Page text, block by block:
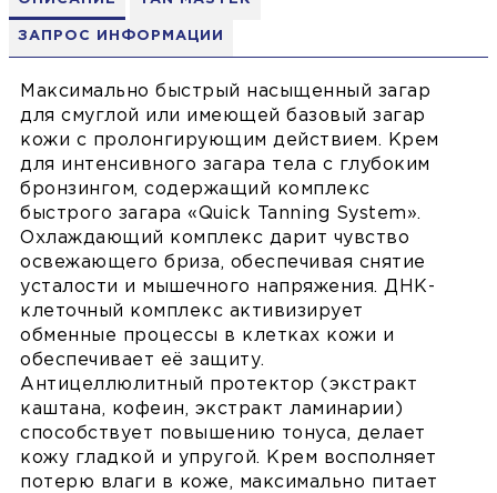
ЗАПРОС ИНФОРМАЦИИ
Максимально быстрый насыщенный загар
для смуглой или имеющей базовый загар
кожи с пролонгирующим действием. Крем
для интенсивного загара тела с глубоким
бронзингом, содержащий комплекс
быстрого загара «Quick Tanning System».
Охлаждающий комплекс дарит чувство
освежающего бриза, обеспечивая снятие
усталости и мышечного напряжения. ДНК-
клеточный комплекс активизирует
обменные процессы в клетках кожи и
обеспечивает её защиту.
Антицеллюлитный протектор (экстракт
каштана, кофеин, экстракт ламинарии)
способствует повышению тонуса, делает
кожу гладкой и упругой. Крем восполняет
потерю влаги в коже, максимально питает